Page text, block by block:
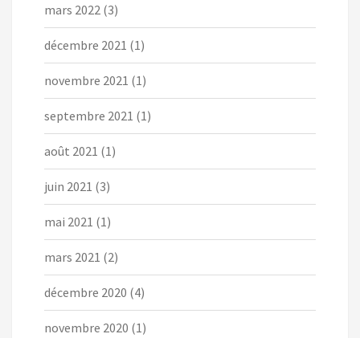
mars 2022 (3)
décembre 2021 (1)
novembre 2021 (1)
septembre 2021 (1)
août 2021 (1)
juin 2021 (3)
mai 2021 (1)
mars 2021 (2)
décembre 2020 (4)
novembre 2020 (1)